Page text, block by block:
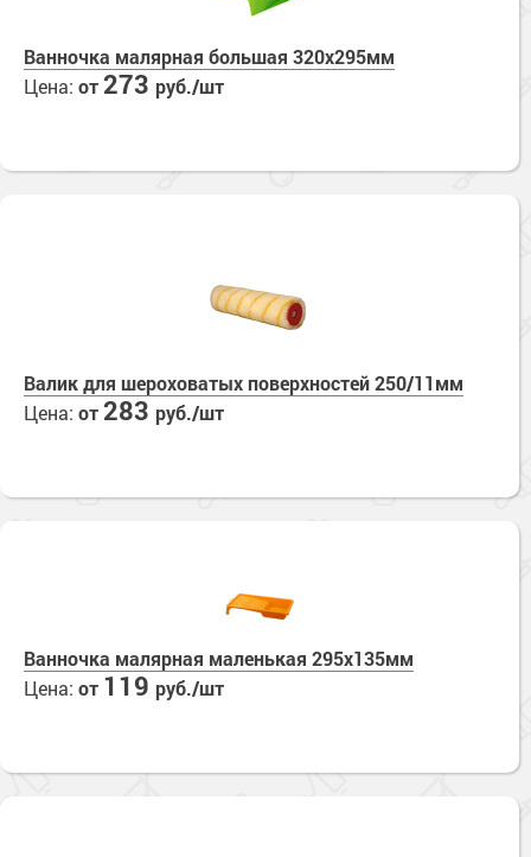
Ванночка малярная большая 320х295мм
Цена: от273 руб./шт
Валик для шероховатых поверхностей 250/11мм
Цена: от283 руб./шт
Ванночка малярная маленькая 295х135мм
Цена: от 119 руб./шт